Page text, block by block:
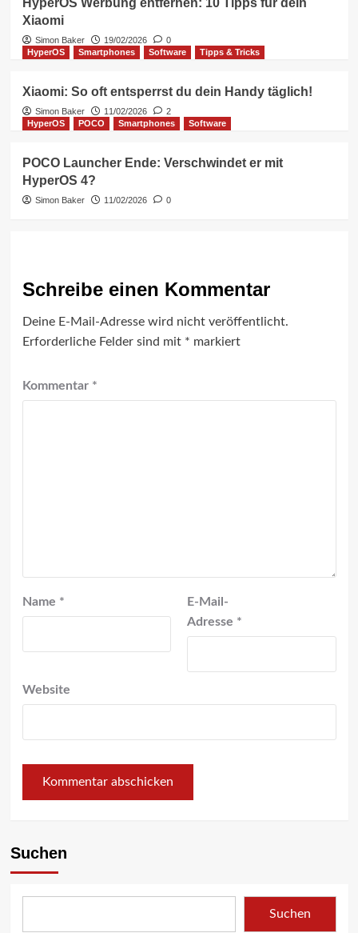
Xiaomi
Simon Baker 19/02/2026
0
HyperOS
Smartphones Software Tipps & Tricks
Xiaomi: So oft entsperrst du dein Handy täglich!
Simon Baker 11/02/2026
2
HyperOS
POCO Smartphones Software
POCO Launcher Ende: Verschwindet er mit
HyperOS 4?
Simon Baker 11/02/2026 0
Schreibe einen Kommentar
Deine E-Mail-Adresse wird nicht veröffentlicht.
Erforderliche Felder sind mit * markiert
Kommentar *
Name *
E-Mail-
Adresse *
Website
Suchen
Suchen